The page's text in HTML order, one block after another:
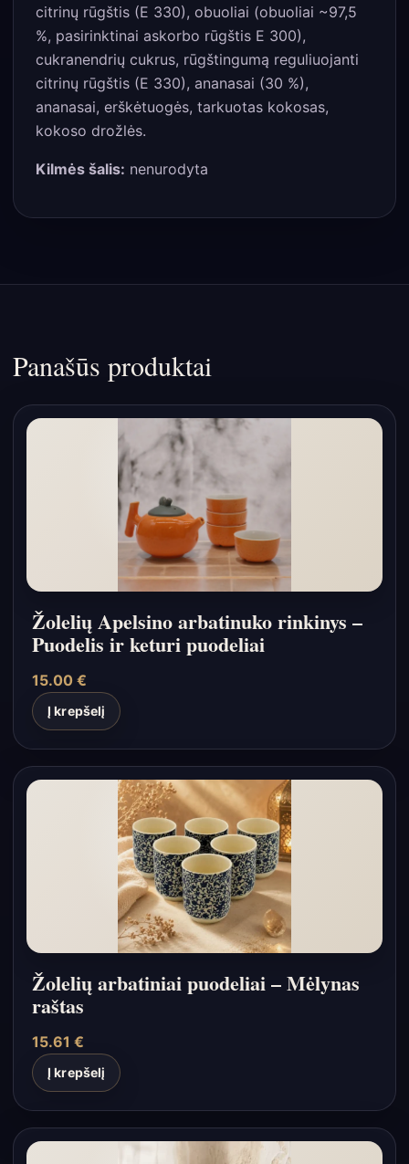
citrinų rūgštis (E 330), obuoliai (obuoliai ~97,5
%, pasirinktinai askorbo rūgštis E 300),
cukranendrių cukrus, rūgštingumą reguliuojanti
citrinų rūgštis (E 330), ananasai (30 %),
ananasai, erškėtuogės, tarkuotas kokosas,
kokoso drožlės.
Kilmės šalis: nenurodyta
Panašūs produktai
Žolelių Apelsino arbatinuko rinkinys –
Puodelis ir keturi puodeliai
15.00 €
Į krepšelį
Žolelių arbatiniai puodeliai – Mėlynas
raštas
15.61 €
Į krepšelį